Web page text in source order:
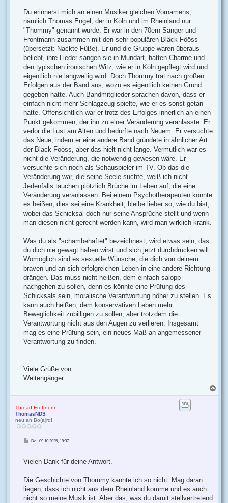
Du erinnerst mich an einen Musiker gleichen Vornamens,
nämlich Thomas Engel, der in Köln und im Rheinland nur
"Thommy" genannt wurde. Er war in den 70ern Sänger und
Frontmann zusammen mit den sehr populären Bläck Fööss
(übersetzt: Nackte Füße). Er und die Gruppe waren überaus
beliebt, ihre Lieder sangen sie in Mundart, hatten Charme und
den typischen ironischen Witz, wie er in Köln gepflegt wird und
eigentlich nie langweilig wird. Doch Thommy trat nach großen
Erfolgen aus der Band aus, wozu es eigentlich keinen Grund
gegeben hatte. Auch Bandmitglieder sprachen davon, dass er
einfach nicht mehr Schlagzeug spielte, wie er es sonst getan
hatte. Offensichtlich war er trotz des Erfolges innerlich an einen
Punkt gekommen, der ihn zu einer Veränderung veranlasste. Er
verlor die Lust am Alten und bedurfte nach Neuem. Er versuchte
das Neue, indem er eine andere Band gründete in ähnlicher Art
der Bläck Fööss, aber das hielt nicht lange. Vermutlich war es
nicht die Veränderung, die notwendig gewesen wäre. Er
versuchte sich noch als Schauspieler im TV. Ob das die
Veränderung war, die seine Seele suchte, weiß ich nicht.
Jedenfalls tauchen plötzlich Brüche im Leben auf, die eine
Veränderung veranlassen. Bei einem Psychotherapeuten könnte
es heißen, dies sei eine Krankheit, bleibe lieber so, wie du bist,
wobei das Schicksal doch nur seine Ansprüche stellt und wenn
man diesen nicht gerecht werden kann, wird man wirklich krank.
Was du als "schambehaftet" bezeichnest, wird etwas sein, das
du dich nie gewagt haben wirst und sich jetzt durchdrücken will.
Womöglich sind es sexuelle Wünsche, die dich von deinem
braven und an sich erfolgreichen Leben in eine andere Richtung
drängen. Das muss nicht heißen, dem einfach salopp
nachgehen zu sollen, denn es könnte eine Prüfung des
Schicksals sein, moralische Verantwortung höher zu stellen. Es
kann auch heißen, dem konservativen Leben mehr
Beweglichkeit zubilligen zu sollen, aber trotzdem die
Verantwortung nicht aus den Augen zu verlieren. Insgesamt
mag es eine Prüfung sein, ein neues Maß an angemessener
Verantwortung zu finden.
Viele Grüße von
Weltengänger
a
Thread-EröffnerIn
ThomasNDS
neu an Bo(a)rd!
e
a
g
Do., 09.10.2025, 19:37
Vielen Dank für deine Antwort.
Die Geschichte von Thommy kannte ich so nicht. Mag daran
liegen, dass ich nicht aus dem Rheinland komme und es auch
nicht so meine Musik ist. Aber das, was du damit stellvertretend